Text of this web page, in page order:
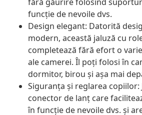
funcție de nevoile dvs.
Design elegant: Datorită
modern, această jaluză cu
completează fără efort o
ale camerei. Îl poți folosi în
dormitor, birou și așa mai
Siguranța și reglarea copiilor:
conector de lanț care
în funcție de nevoile dvs. și